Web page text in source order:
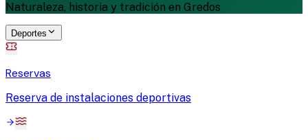
Naturaleza, historia y tradición en Gredos
Deportes
Reservas
Reserva de instalaciones deportivas